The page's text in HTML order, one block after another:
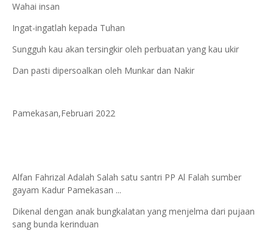
Wahai insan
Ingat-ingatlah kepada Tuhan
Sungguh kau akan tersingkir oleh perbuatan yang kau ukir
Dan pasti dipersoalkan oleh Munkar dan Nakir
Pamekasan,Februari 2022
Alfan Fahrizal Adalah Salah satu santri PP Al Falah sumber
gayam Kadur Pamekasan ...
Dikenal dengan anak bungkalatan yang menjelma dari pujaan
sang bunda kerinduan